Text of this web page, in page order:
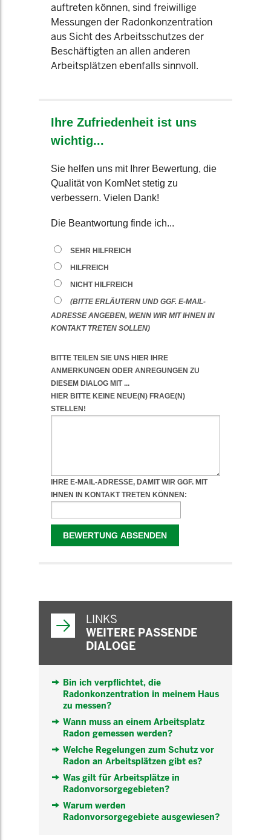
auftreten können, sind freiwillige
Messungen der Radonkonzentration
aus Sicht des Arbeitsschutzes der
Beschäftigten an allen anderen
Arbeitsplätzen ebenfalls sinnvoll.
LINKS
WEITERE PASSENDE
DIALOGE
Bin ich verpflichtet, die
Radonkonzentration in meinem Haus
zu messen?
Wann muss an einem Arbeitsplatz
Radon gemessen werden?
Welche Regelungen zum Schutz vor
Radon an Arbeitsplätzen gibt es?
Was gilt für Arbeitsplätze in
Radonvorsorgegebieten?
Warum werden
Radonvorsorgegebiete ausgewiesen?